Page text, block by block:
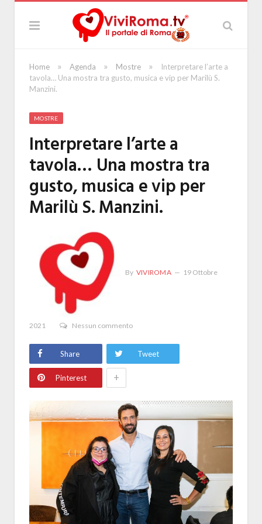
Home » Agenda » Mostre »
Interpretare l’arte a
tavola… Una mostra tra gusto, musica e vip per Marilù S.
Manzini.
MOSTRE
Interpretare l’arte a
tavola… Una mostra tra
gusto, musica e vip per
Marilù S. Manzini.
By VIVIROMA 19 Ottobre
2021 Nessun commento
Share Tweet
Pinterest +